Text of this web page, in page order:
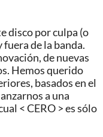
disco por culpa (o
de la banda.
de nuevas
Hemos querido
basados en el
a una
< CERO > es sólo